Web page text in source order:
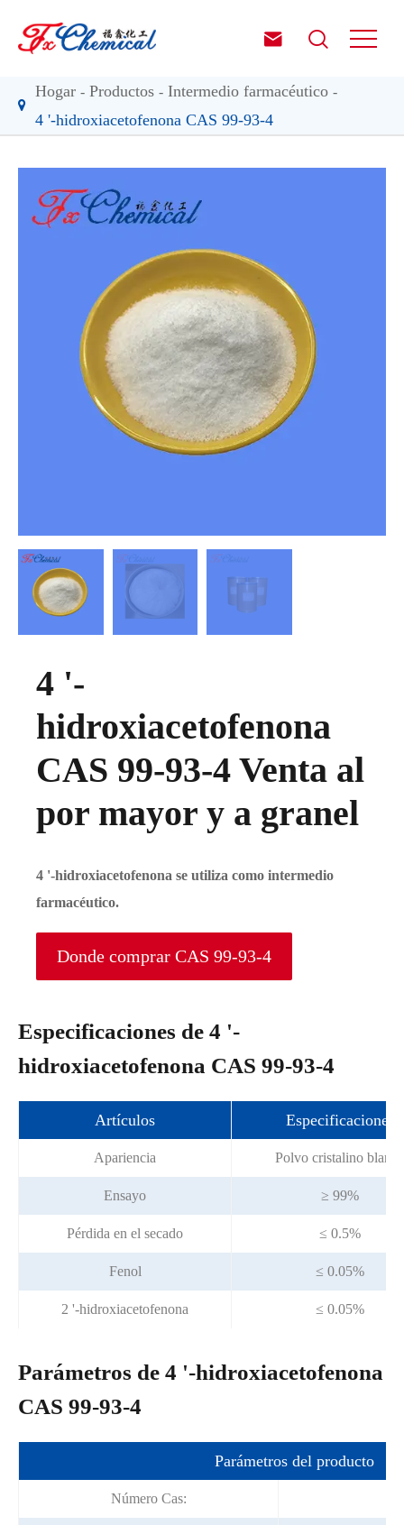
 
Hogar Productos
Intermedio farmacéutico
4 '-hidroxiacetofenona CAS 99-93-4
4 '-
hidroxiacetofenona
CAS 99-93-4 Venta al
por mayor y a granel
4 '-hidroxiacetofenona se utiliza como intermedio
farmacéutico.
Donde comprar CAS 99-93-4
Especificaciones de 4 '-
hidroxiacetofenona CAS 99-93-4
Artículos Especificaciones
Apariencia Polvo cristalino blanco
Ensayo ≥ 99%
Pérdida en el secado ≤ 0.5%
Fenol ≤ 0.05%
2 '-hidroxiacetofenona ≤ 0.05%
Parámetros de 4 '-hidroxiacetofenona
CAS 99-93-4
Parámetros del producto
Número Cas: